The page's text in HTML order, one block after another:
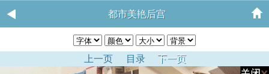
都市美艳后宫
上一页 目录 下一页